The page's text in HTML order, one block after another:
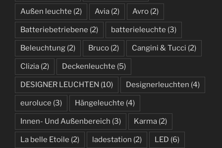
Außen leuchte (2) Avia (2) Avro (2)
Batteriebetriebene (2) batterieleuchte (3)
Beleuchtung (2) Bruco (2) Cangini & Tucci (2)
Clizia (2) Deckenleuchte (5)
DESIGNER LEUCHTEN (10) Designerleuchten (4)
euroluce (3) Hängeleuchte (4)
Innen- Und Außenbereich (3) Karma (2)
La belle Etoile (2) ladestation (2) LED (6)